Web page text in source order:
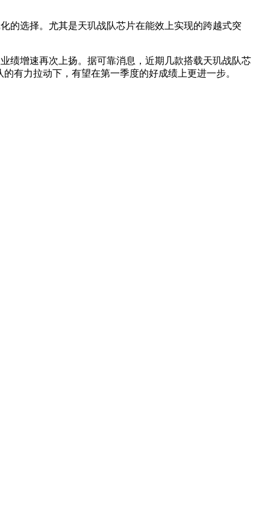
的选择。尤其是天玑战队芯片在能效上实现的跨越式突
绩增速再次上扬。据可靠消息，近期几款搭载天玑战队芯
有力拉动下，有望在第一季度的好成绩上更进一步。